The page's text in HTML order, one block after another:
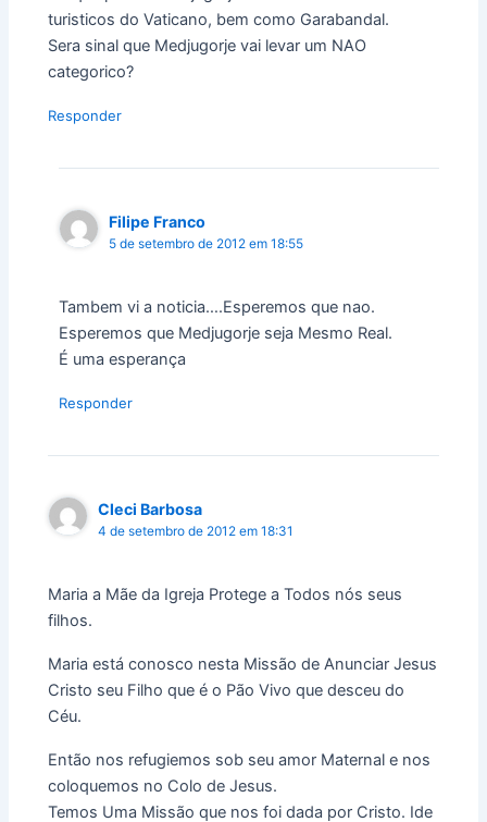
turisticos do Vaticano, bem como Garabandal.
Sera sinal que Medjugorje vai levar um NAO
categorico?
Responder
Filipe Franco
5 de setembro de 2012 em 18:55
Tambem vi a noticia….Esperemos que nao.
Esperemos que Medjugorje seja Mesmo Real.
É uma esperança
Responder
Cleci Barbosa
4 de setembro de 2012 em 18:31
Maria a Mãe da Igreja Protege a Todos nós seus
filhos.
Maria está conosco nesta Missão de Anunciar Jesus
Cristo seu Filho que é o Pão Vivo que desceu do
Céu.
Então nos refugiemos sob seu amor Maternal e nos
coloquemos no Colo de Jesus.
Temos Uma Missão que nos foi dada por Cristo. Ide